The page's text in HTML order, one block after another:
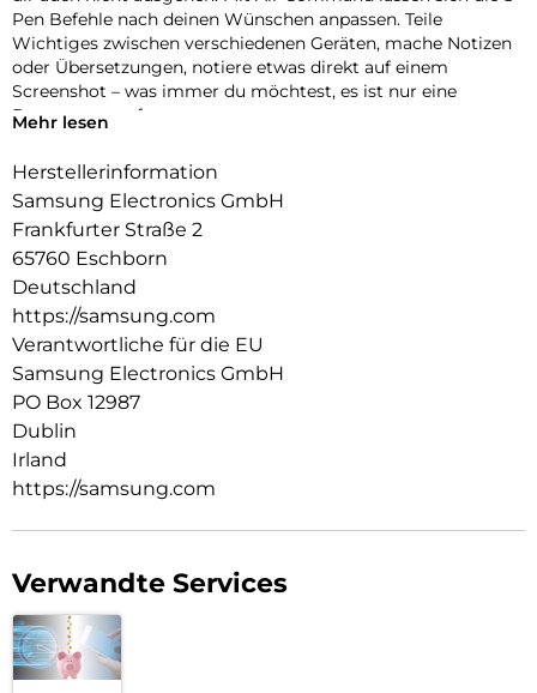
Pen Befehle nach deinen Wünschen anpassen. Teile
Wichtiges zwischen verschiedenen Geräten, mache Notizen
oder Übersetzungen, notiere etwas direkt auf einem
Screenshot – was immer du möchtest, es ist nur eine
Bewegung entfernt.
Mehr lesen
Herstellerinformation
Samsung Electronics GmbH
Frankfurter Straße 2
65760 Eschborn
Deutschland
https://samsung.com
Verantwortliche für die EU
Samsung Electronics GmbH
PO Box 12987
Dublin
Irland
https://samsung.com
Verwandte Services